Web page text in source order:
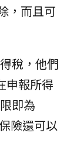
，而且可
稅，他們
申報所得
即為
險還可以